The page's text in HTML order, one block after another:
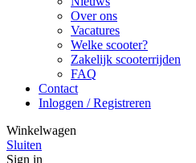
Over ons
Vacatures
Welke scooter?
Zakelijk scooterrijden
FAQ
Contact
Inloggen / Registreren
Winkelwagen
Sluiten
Sign in